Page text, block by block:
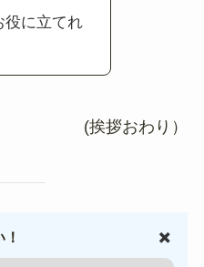
役に立てれ
(挨拶おわり）
✖️